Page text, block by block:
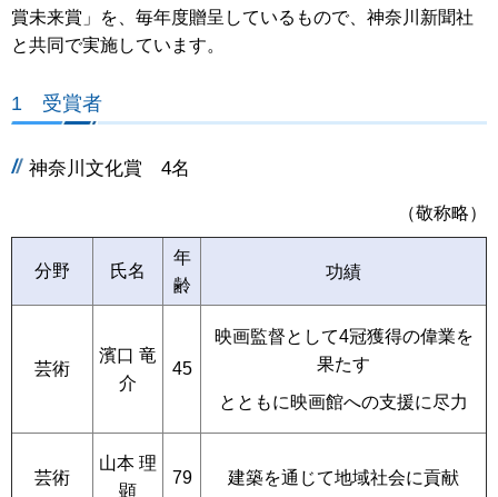
賞未来賞」を、毎年度贈呈しているもので、神奈川新聞社
と共同で実施しています。
1 受賞者
神奈川文化賞 4名
（敬称略）
分野 氏名
年
齢
功績
芸術
濱口 竜
介
45
映画監督として4冠獲得の偉業を
果たす
とともに映画館への支援に尽力
芸術
山本 理
顕
79 建築を通じて地域社会に貢献